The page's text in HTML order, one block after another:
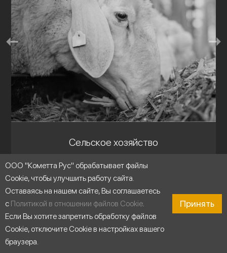
Сельское хозяйство
ООО "Кометта Рус" обрабатывает файлы
Cookie, чтобы улучшить работу сайта.
Оставаясь на нашем сайте, Вы соглашаетесь
с Политикой в отношении файлов Cookie.
Если Вы хотите запретить обработку файлов
Cookie, отключите Cookie в настройках вашего
браузера.
Принять